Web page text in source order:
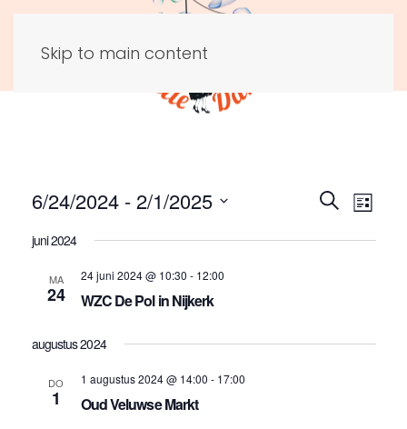
Skip to main content
Zoeken
Zoeken
Lijst
6/24/2024 - 2/1/2025
een
datum.
juni 2024
MA
24
24 juni 2024 @ 10:30 - 12:00
WZC De Pol in Nijkerk
augustus 2024
DO
1
1 augustus 2024 @ 14:00 - 17:00
Oud Veluwse Markt